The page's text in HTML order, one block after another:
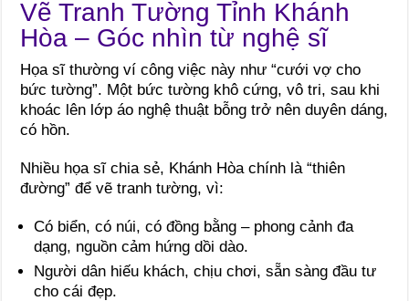
Vẽ Tranh Tường Tỉnh Khánh
Hòa – Góc nhìn từ nghệ sĩ
Họa sĩ thường ví công việc này như “cưới vợ cho
bức tường”. Một bức tường khô cứng, vô tri, sau khi
khoác lên lớp áo nghệ thuật bỗng trở nên duyên dáng,
có hồn.
Nhiều họa sĩ chia sẻ, Khánh Hòa chính là “thiên
đường” để vẽ tranh tường, vì:
Có biển, có núi, có đồng bằng – phong cảnh đa
dạng, nguồn cảm hứng dồi dào.
Người dân hiếu khách, chịu chơi, sẵn sàng đầu tư
cho cái đẹp.